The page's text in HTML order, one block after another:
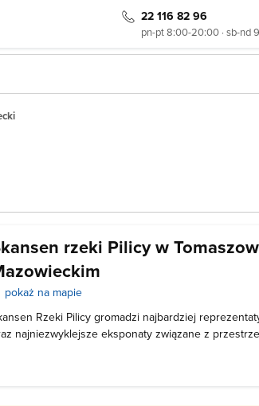
22 116 82 96
pn-pt 8:00-20:00 · sb-nd
rzeki Pilicy w
pokaż na mapie
Rzeki Pilicy gromadzi najbardziej
najniezwyklejsze eksponaty związane z